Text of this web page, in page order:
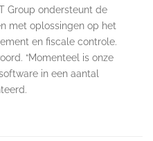
Group ondersteunt de
met oplossingen op het
en fiscale controle.
“Momenteel is onze
in een aantal